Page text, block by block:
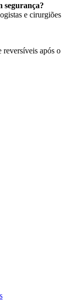
segurança?
e cirurgiões
reversíveis após o